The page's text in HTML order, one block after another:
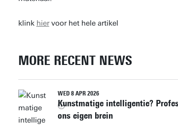
klink hiervoor het hele artikel
MORE RECENT NEWS
WED 8 APR 2026
Kunstmatige intelligentie?
ons eigen brein